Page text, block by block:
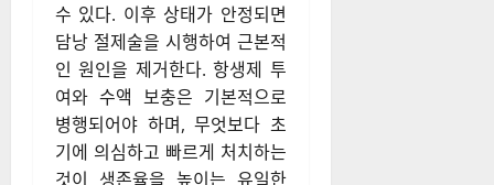
수 있다. 이후 상태가 안정되면
담낭 절제술을 시행하여 근본적
인 원인을 제거한다. 항생제 투
여와 수액 보충은 기본적으로
병행되어야 하며, 무엇보다 초
기에 의심하고 빠르게 처치하는
것이 생존율을 높이는 유일한